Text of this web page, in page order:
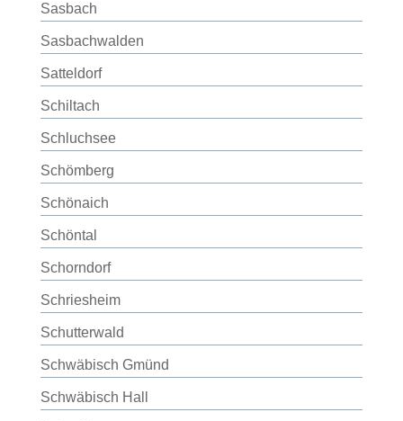
Sasbach
Sasbachwalden
Satteldorf
Schiltach
Schluchsee
Schömberg
Schönaich
Schöntal
Schorndorf
Schriesheim
Schutterwald
Schwäbisch Gmünd
Schwäbisch Hall